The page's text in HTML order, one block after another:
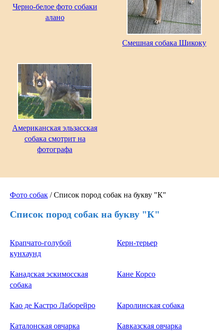
Фото собак / Список пород собак на букву "К"
Список пород собак на букву "К"
Крапчато-голубой
кунхаунд
Керн-терьер
Канадская эскимосская
собака
Кане Корсо
Као де Кастро Лаборейро Каролинская собака
Каталонская овчарка Кавказская овчарка
Черно-белое фото собаки
алано
Смешная собака Шикоку
Американская эльзасская
собака смотрит на
фотографа